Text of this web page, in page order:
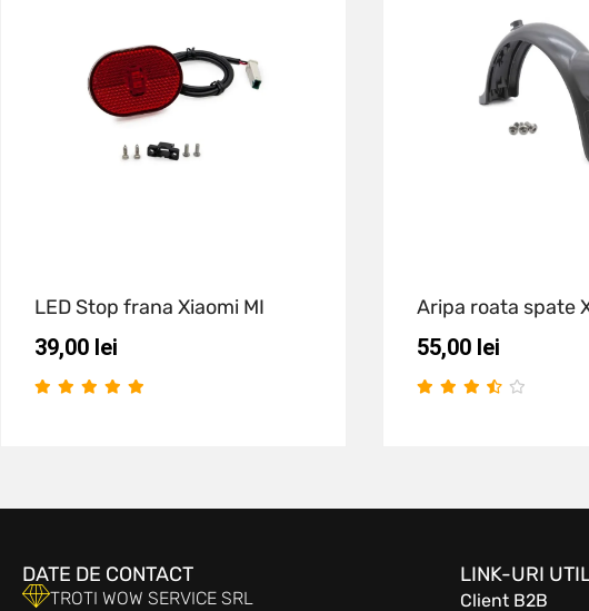
LED Stop frana Xiaomi MI
39,00 lei
Aripa roata spate
55,00 lei
DATE DE CONTACT
TROTI WOW SERVICE SRL
LINK-URI
Client B2B